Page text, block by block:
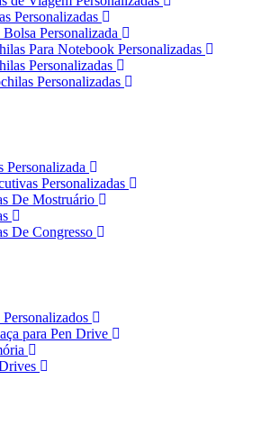
Personalizadas
Personalizada
Para Notebook Personalizadas
Personalizadas
Personalizadas
Personalizada
Personalizadas
De Mostruário
De Congresso
para Pen Drive